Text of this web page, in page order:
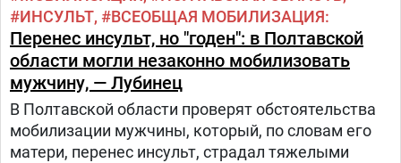
ИНСУЛЬТ
ВСЕОБЩАЯ МОБИЛИЗАЦИЯ
Перенес инсульт, но "годен": в Полтавской
области могли незаконно мобилизовать
мужчину, — Лубинец
В Полтавской области проверят обстоятельства
мобилизации мужчины, который, по словам его
матери, перенес инсульт, страдал тяжелыми